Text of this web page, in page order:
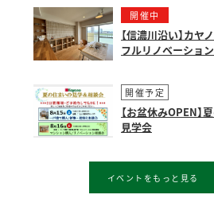
開催中
【信濃川沿い】カヤ
フルリノベーショ
開催予定
【お盆休みOPEN】
見学会
イベントをもっと見る